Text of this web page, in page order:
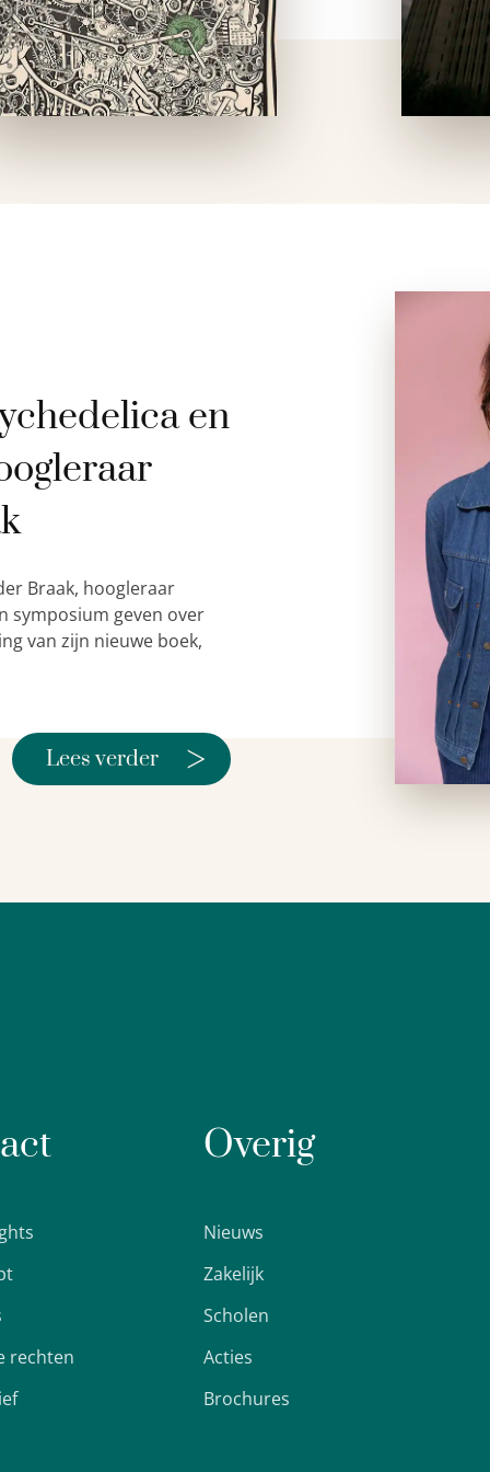
hanteerde …
en
Braak, hoogleraar
symposium geven over
van zijn nieuwe boek,
Lees verder >
rechten
Overig
Nieuws
Zakelijk
Scholen
Acties
Brochures